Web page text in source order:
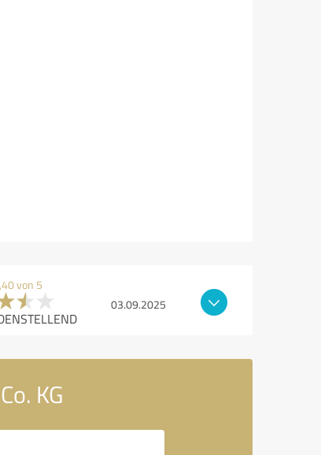
von 5
03.09.2025
KG